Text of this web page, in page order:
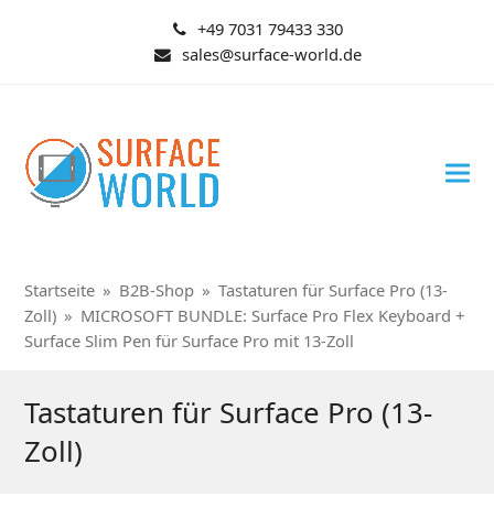
+49 7031 79433 330
sales@surface-world.de
Startseite » B2B-Shop » Tastaturen für Surface Pro (13-
Zoll) » MICROSOFT BUNDLE: Surface Pro Flex Keyboard +
Surface Slim Pen für Surface Pro mit 13-Zoll
Tastaturen für Surface Pro (13-
Zoll)